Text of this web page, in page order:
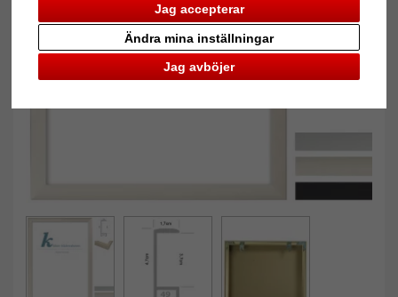
Jag accepterar
Jag avböjer
Ändra mina inställningar